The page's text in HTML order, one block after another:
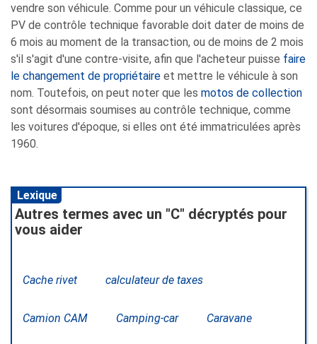
vendre son véhicule. Comme pour un véhicule classique, ce
PV de contrôle technique favorable doit dater de moins de
6 mois au moment de la transaction, ou de moins de 2 mois
s'il s'agit d'une contre-visite, afin que l'acheteur puisse faire
le changement de propriétaire et mettre le véhicule à son
nom. Toutefois, on peut noter que les motos de collection
sont désormais soumises au contrôle technique, comme
les voitures d'époque, si elles ont été immatriculées après
1960.
Lexique
Autres termes avec un "C" décryptés pour
vous aider
Cache rivet calculateur de taxes
Camion CAM Camping-car Caravane